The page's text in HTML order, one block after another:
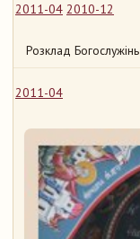
2011-04 2010-12
Розклад Богослужінь
2011-04